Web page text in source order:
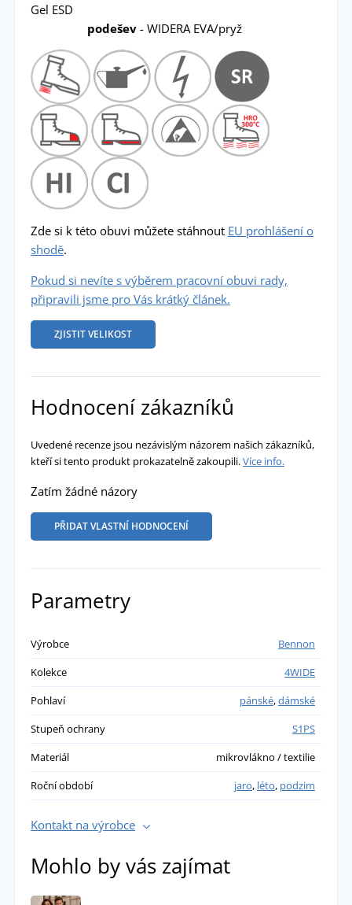
Gel ESD
podešev- WIDERA EVA/pryž
Zde si k této obuvi můžete stáhnout EU prohlášení o
shodě.
Pokud si nevíte s výběrem pracovní obuvi rady,
připravili jsme pro Vás krátký článek.
ZJISTIT VELIKOST
Hodnocení zákazníků
Uvedené recenze jsou nezávislým názorem našich zákazníků,
kteří si tento produkt prokazatelně zakoupili.Více info.
Zatím žádné názory
PŘIDAT VLASTNÍ HODNOCENÍ
Parametry
Výrobce
Bennon
Kolekce
4WIDE
Pohlaví
pánské,dámské
Stupeň ochrany
S1PS
Materiál
mikrovlákno / textilie
Roční období
jaro, léto, podzim
Kontakt na výrobce
Mohlo by vás zajímat